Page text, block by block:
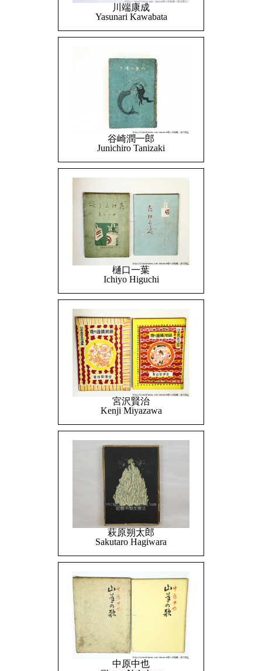
川端康成
Yasunari Kawabata
谷崎潤一郎
Junichiro Tanizaki
樋口一葉
Ichiyo Higuchi
宮沢賢治
Kenji Miyazawa
萩原朔太郎
Sakutaro Hagiwara
中原中也